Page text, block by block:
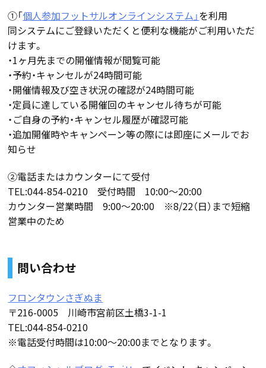
①「個人参加フットサルオンラインシステム」を利用
同システムにご登録いただくと便利な機能がご利用いただ
けます。
・1ヶ月先までの開催情報が閲覧可能
・予約・キャンセルが24時間可能
・開催情報及び空き状況の確認が24時間可能
・定員に達している開催回のキャンセル待ちが可能
・ご自身の予約・キャンセル履歴が確認可能
・追加開催時やキャンペーン等の際には即座にメールでお
知らせ
②電話またはカウンターにて受付
TEL:044-854-0210 受付時間 10:00～20:00
カウンター営業時間 9:00～20:00 ※8/22（日）まで短縮
営業中のため
問い合わせ
フロンタウンさぎぬま
〒216-0005 川崎市宮前区土橋3-1-1
TEL:044-854-0210
※電話受付時間は10:00～20:00までとなります。